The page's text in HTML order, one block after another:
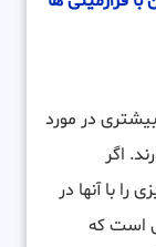
در مورد
اگر
با آنها در
است که